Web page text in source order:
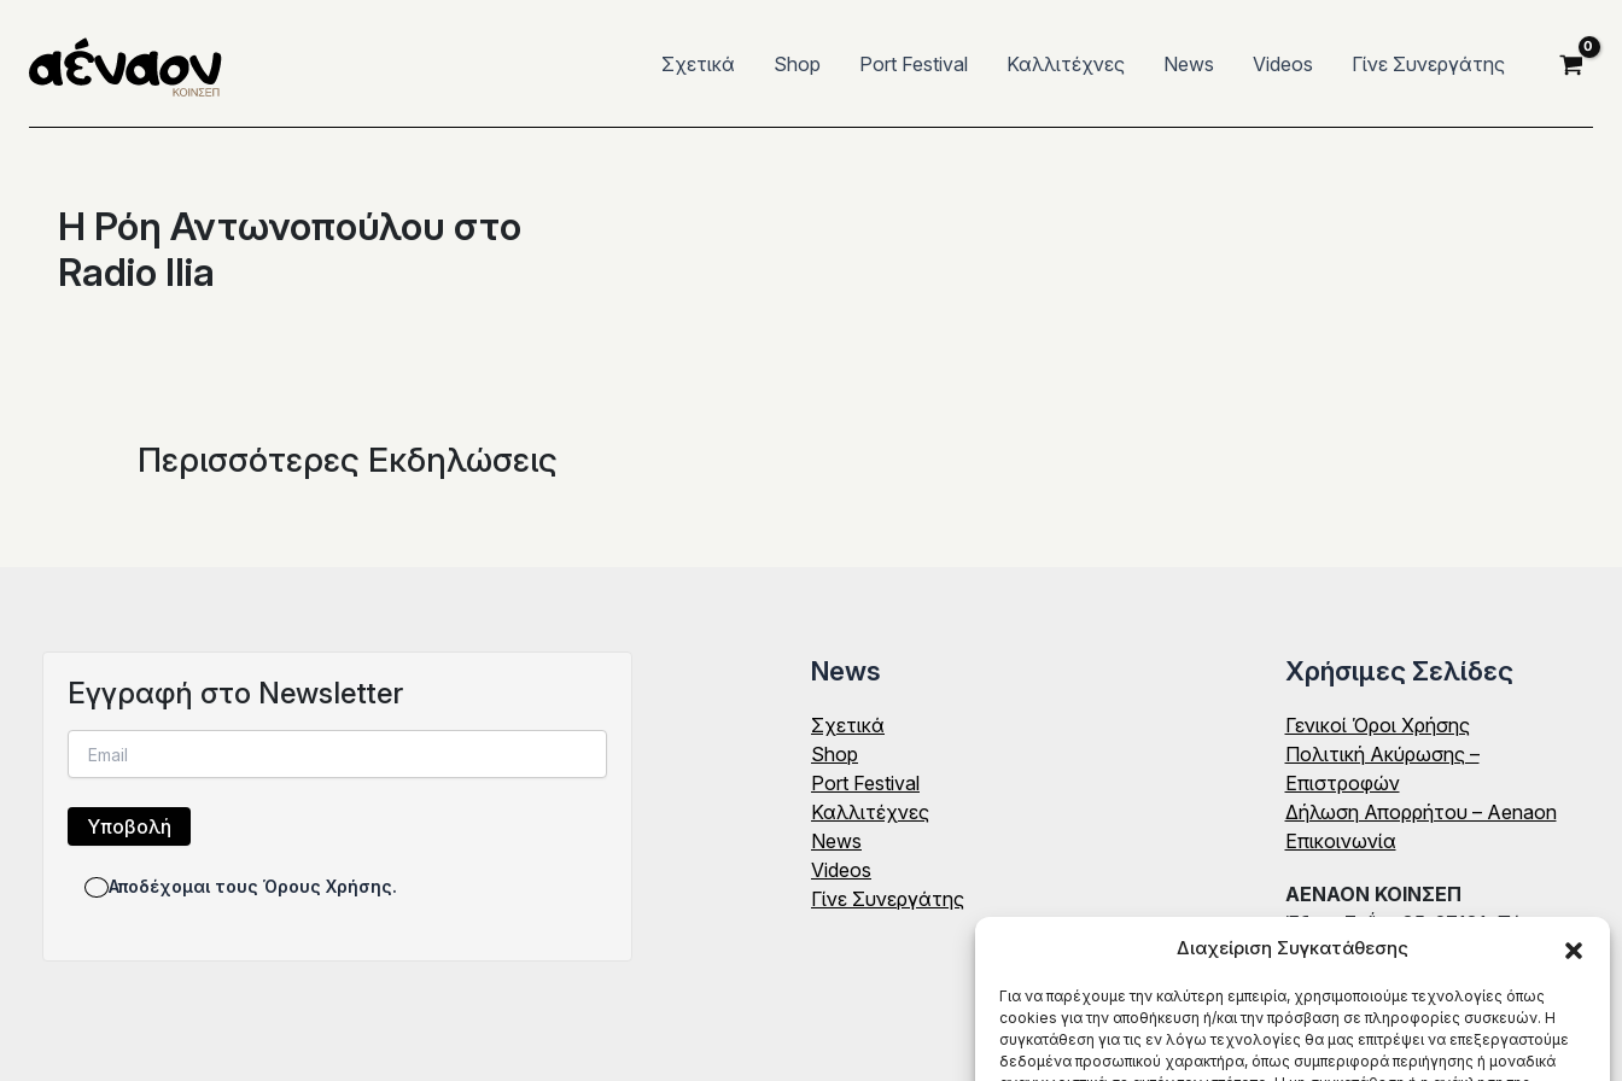
Διαχείριση Συγκατάθεσης
Για να παρέχουμε την καλύτερη εμπειρία, χρησιμοποιούμε τεχνολογίες όπως
cookies για την αποθήκευση ή/και την πρόσβαση σε πληροφορίες συσκευών. Η
συγκατάθεση για τις εν λόγω τεχνολογίες θα μας επιτρέψει να επεξεργαστούμε
δεδομένα προσωπικού χαρακτήρα, όπως συμπεριφορά περιήγησης ή μοναδικά
περιεχόμενο
Σχετικά Shop Port Festival Καλλιτέχνες News Videos Γίνε Συνεργάτης
Η Ρόη Αντωνοπούλου στο
Radio Ilia
Περισσότερες Εκδηλώσεις
Eγγραφή στο Newsletter
Αποδέχομαι τους Όρους Χρήσης.
News
Σχετικά
Shop
Port Festival
Καλλιτέχνες
News
Videos
Γίνε Συνεργάτης
Χρήσιμες Σελίδες
Γενικοί Όροι Χρήσης
Πολιτική Ακύρωσης –
Επιστροφών
Δήλωση Απορρήτου – Aenaon
Επικοινωνία
ΑΕΝΑΟΝ ΚΟΙΝΣΕΠ
Έδρα: Ζαΐμη 35, 27131, Πύργος
Ηλείας
ΤΗΛ: (+30) 698 199 8604